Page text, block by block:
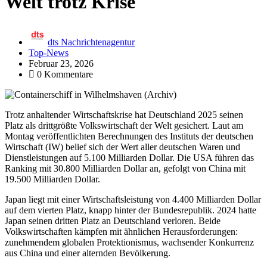
dts Nachrichtenagentur
Top-News
Februar 23, 2026
0 Kommentare
Trotz anhaltender Wirtschaftskrise hat Deutschland 2025 seinen
Platz als drittgrößte Volkswirtschaft der Welt gesichert. Laut am
Montag veröffentlichten Berechnungen des Instituts der deutschen
Wirtschaft (IW) belief sich der Wert aller deutschen Waren und
Dienstleistungen auf 5.100 Milliarden Dollar. Die USA führen das
Ranking mit 30.800 Milliarden Dollar an, gefolgt von China mit
19.500 Milliarden Dollar.
Japan liegt mit einer Wirtschaftsleistung von 4.400 Milliarden Dollar
auf dem vierten Platz, knapp hinter der Bundesrepublik. 2024 hatte
Japan seinen dritten Platz an Deutschland verloren. Beide
Volkswirtschaften kämpfen mit ähnlichen Herausforderungen:
zunehmendem globalen Protektionismus, wachsender Konkurrenz
aus China und einer alternden Bevölkerung.